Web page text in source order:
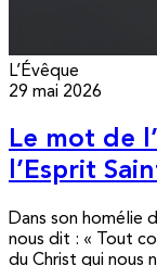
L’Évêque
29 mai 2026
Le mot de
l’Esprit
Dans son homélie
nous dit : « Tout
du Christ qui nous